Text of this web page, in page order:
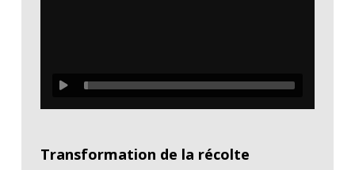
Transformation de la récolte